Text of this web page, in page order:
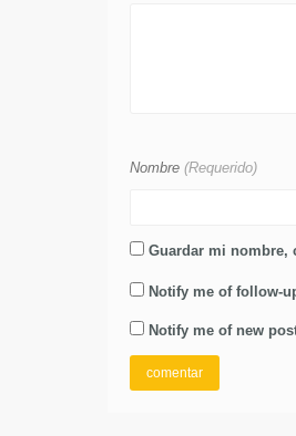
Nombre (Requerido)
Guardar mi nombre,
Notify me of follow-
Notify me of new